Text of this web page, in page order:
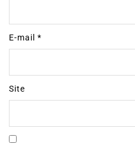
E-mail *
Site